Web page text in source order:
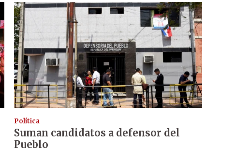
Política
Suman candidatos a defensor del
Pueblo